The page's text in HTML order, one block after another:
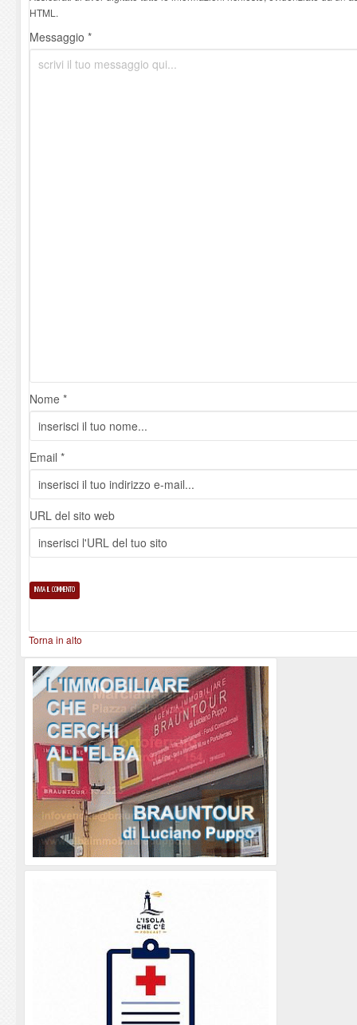
HTML.
Messaggio *
Nome *
Email *
URL del sito web
Torna in alto